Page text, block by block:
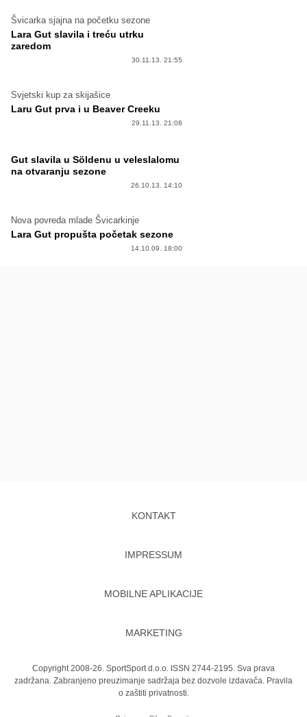
Švicarka sjajna na početku sezone
Lara Gut slavila i treću utrku
zaredom
30.11.13. 21:55
Svjetski kup za skijašice
Laru Gut prva i u Beaver Creeku
29.11.13. 21:08
Gut slavila u Söldenu u veleslalomu
na otvaranju sezone
26.10.13. 14:10
Nova povreda mlade Švicarkinje
Lara Gut propušta početak sezone
14.10.09. 18:00
KONTAKT
IMPRESSUM
MOBILNE APLIKACIJE
MARKETING
Copyright 2008-26. SportSport d.o.o. ISSN 2744-2195. Sva prava
zadržana. Zabranjeno preuzimanje sadržaja bez dozvole izdavača. Pravila
o zaštiti privatnosti.